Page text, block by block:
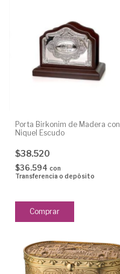
Porta Birkonim de Madera con
Niquel Escudo
$38.520
$36.594 con
Transferencia o depósito